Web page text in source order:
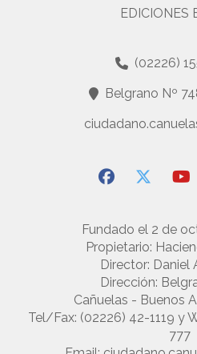
EDICIONES
Fundado el 2 de
Propietario:
Director: Daniel
Dirección:
Cañuelas - Buenos
Tel/Fax: (02226) 42-1119 y
777
(02226)
Belgrano Nº